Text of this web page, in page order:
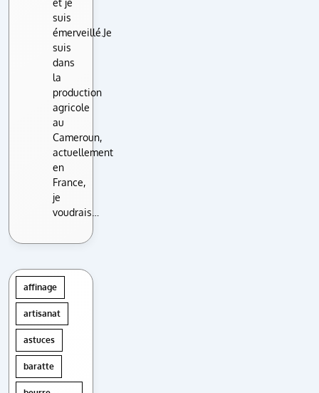
suis
émerveillé.Je
suis
dans
la
production
agricole
au
Cameroun,
actuellement
en
France,
je
voudrais…
affinage
artisanat
astuces
baratte